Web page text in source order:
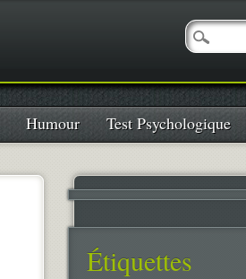
Humour Test Psychologique
Étiquettes